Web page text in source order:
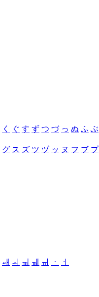
く ぐ す ず つ づ っ ぬ ふ ぶ
グ ス ズ ツ ヅ ッ ヌ フ ブ プ
ㆈ ㆉ ㆊ ㆋ ㆌ ㆍ
ㆎ